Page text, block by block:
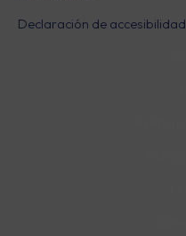
Declaración de accesibilidad